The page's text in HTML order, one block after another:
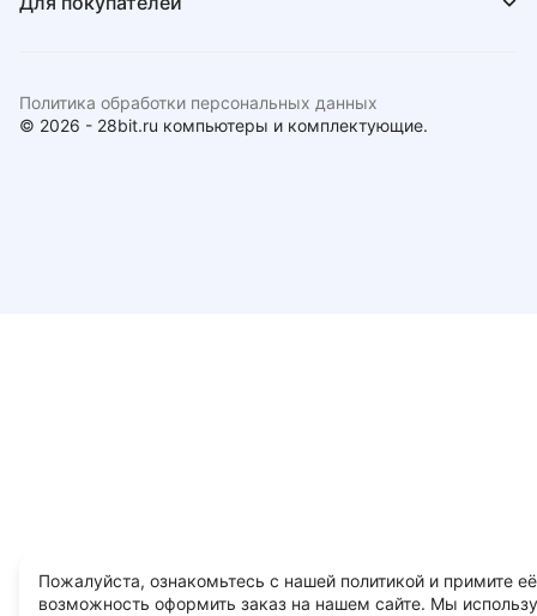
© 2026 - 28bit.ru компьютеры и комплектующие.
Политика обработки персональных данных
Пожалуйста, ознакомьтесь с нашей политикой и примите
возможность оформить заказ на нашем сайте. Мы